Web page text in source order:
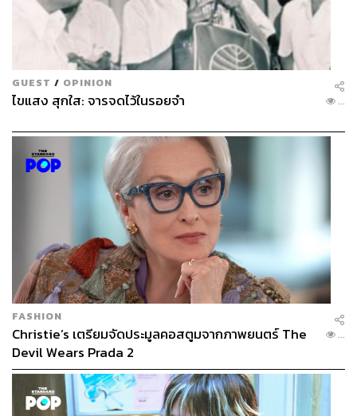
MAKE UP FOR EVER
MAKE UP FOR EVER แบรนด์เครื่องสำอางระดับโปรที่เป็น
ที่ไว้วางใจของเมกอัพอาร์ติสต์ทั่วโลก เปิดตัว HD SKIN
FULL COVER CONCEALER คอนซีลเลอร์อเนกประสงค์
หนึ่งเดียว เหมาะสำหรับทั้งใต้ตาและทั่วใบหน้า ช่วยให้ผิว
เรียบเนียนสม่ำเสมอตั้งแต่เช้าจรดค่ำ ปกปิดจุดบกพร่อง รอย
แดง รอยแผลเป็น และรอยคล้ำรอบดวงตาได้อย่างแนบเนียน
อุดมด้วยไนอาซินาไมด์ ไฮยาลูโรนิกแอซิด และสารสกัดจาก
ทับทิม ให้ความชุ่มชื้นยาวนาน 36 ชั่วโมง มี 36 เฉดสี เหมาะ
กับทุกสีผิว
GUEST / OPINION
ไขแสง สุกใส: จารจดไว้ในรอยจำ ...
FASHION
Christie’s เตรียมจัดประมูลคอสตูมจากภาพยนตร์ The
Devil Wears Prada 2
...